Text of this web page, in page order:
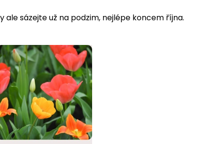
ale sázejte už na podzim, nejlépe koncem října.